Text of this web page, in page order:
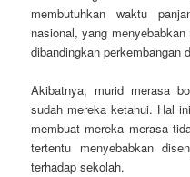
membutuhkan waktu
nasional, yang
dibandingkan perkembangan
Akibatnya, murid merasa
sudah mereka ketahui. Hal
membuat mereka merasa
tertentu menyebabkan
terhadap sekolah.